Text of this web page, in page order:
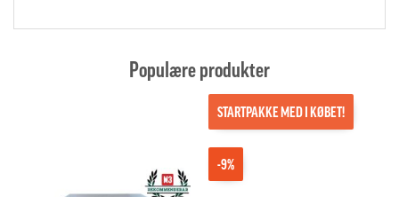
Populære produkter
-9%
STARTPAKKE MED I KØBET!